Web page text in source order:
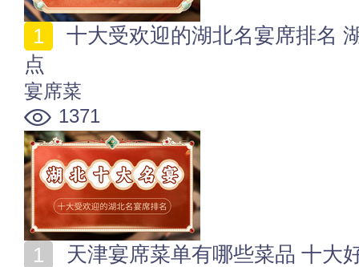
点
宴席菜
1371
天津宴席菜单有哪些菜品 十大